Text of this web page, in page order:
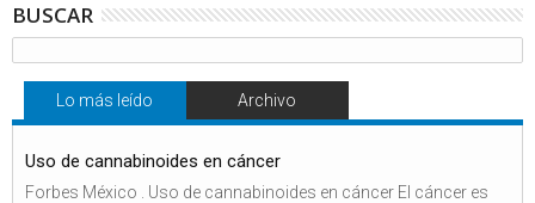
BUSCAR
Lo más leído Archivo
Uso de cannabinoides en cáncer
Forbes México . Uso de cannabinoides en cáncer El cáncer es